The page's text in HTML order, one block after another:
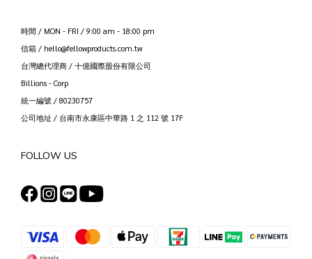
時間 / MON - FRI / 9:00 am - 18:00 pm
信箱 / hello@fellowproducts.com.tw
台灣總代理商 / 十億國際股份有限公司
Billions - Corp
統一編號 / 80230757
公司地址 / 台南市永康區中華路 1 之 112 號 17F
FOLLOW US